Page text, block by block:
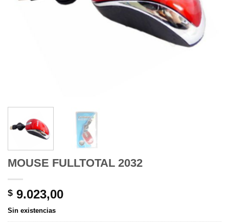
MOUSE FULLTOTAL 2032
$ 9.023,00
Sin existencias